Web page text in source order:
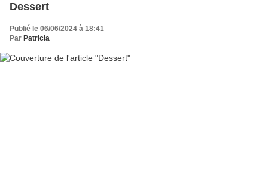
Dessert
Publié le 06/06/2024 à 18:41
Par Patricia